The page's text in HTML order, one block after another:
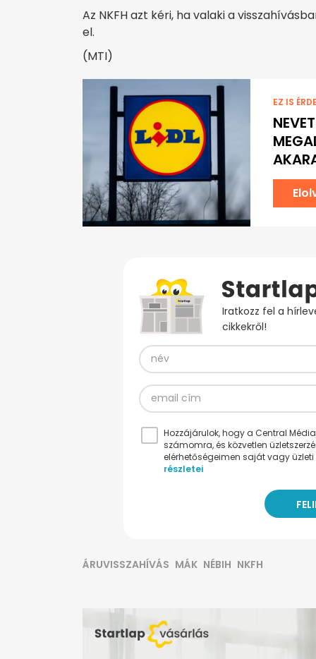
Az NKFH azt kéri, ha valaki a
el.
(MTI)
EZ IS
Iratkozz fel a
cikkekről!
Hozzájárulok, hogy a Central
számomra, és közvetlen
elérhetőségeimen saját vagy
részletei
ÁRUVISSZAHÍVÁS MÁK NÉBIH NKFH